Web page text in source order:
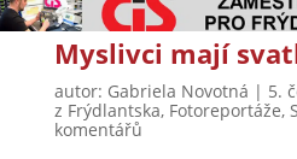
Myslivci mají
autor: Gabriela Novotná | 5.
z Frýdlantska, Fotoreportáže,
komentářů